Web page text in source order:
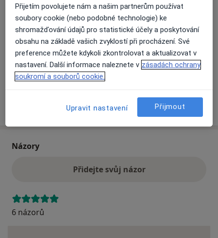
Přiblížit mapuse otevře v nové záložce
Dostupnost
Na této adrese online kalendář není aktivní
Co mám v takové situaci udělat?
Víceo adrese
Názory
Přidejte svůj názor
6 názorů
Přijetím povolujete nám a našim partnerům používat
soubory cookie (nebo podobné technologie) ke
shromažďování údajů pro statistické účely a poskytování
obsahu na základě vašich zvyklostí při procházení. Své
preference můžete kdykoli zkontrolovat a aktualizovat v
nastavení. Další informace naleznete v zásadách ochrany
soukromí a souborů cookie.
Upravit nastavení Přijmout